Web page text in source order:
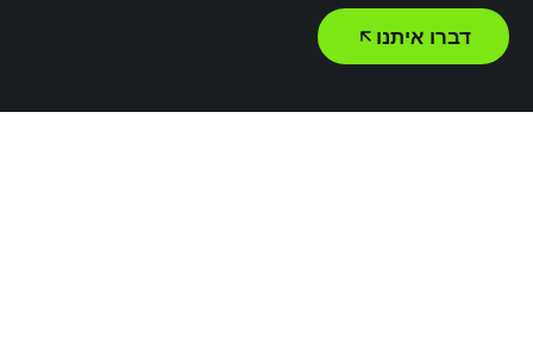
דברו איתנו